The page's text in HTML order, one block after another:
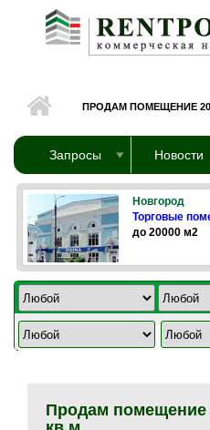
Перейти к основному содержанию
ПРОДАМ ПОМЕЩЕНИЕ
Запросы Новости
Новгород
Торговые
до 20000 м2
Продам помещение